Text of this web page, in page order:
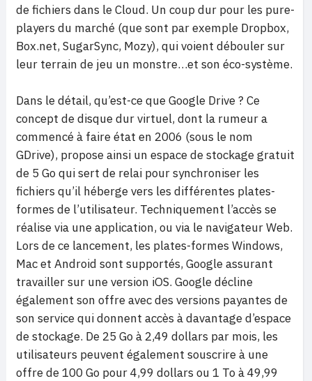
de fichiers dans le Cloud. Un coup dur pour les pure-
players du marché (que sont par exemple Dropbox,
Box.net, SugarSync, Mozy), qui voient débouler sur
leur terrain de jeu un monstre…et son éco-système.
Dans le détail, qu’est-ce que Google Drive ? Ce
concept de disque dur virtuel, dont la rumeur a
commencé à faire état en 2006 (sous le nom
GDrive), propose ainsi un espace de stockage gratuit
de 5 Go qui sert de relai pour synchroniser les
fichiers qu’il héberge vers les différentes plates-
formes de l’utilisateur. Techniquement l’accès se
réalise via une application, ou via le navigateur Web.
Lors de ce lancement, les plates-formes Windows,
Mac et Android sont supportés, Google assurant
travailler sur une version iOS. Google décline
également son offre avec des versions payantes de
son service qui donnent accès à davantage d’espace
de stockage. De 25 Go à 2,49 dollars par mois, les
utilisateurs peuvent également souscrire à une
offre de 100 Go pour 4,99 dollars ou 1 To à 49,99